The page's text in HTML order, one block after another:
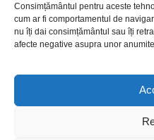
Consimțământul pentru aceste
cum ar fi comportamentul de
nu îți dai consimțământul sau îți
afecte negative asupra unor
Politica de
Politică cookie-uri (UE)